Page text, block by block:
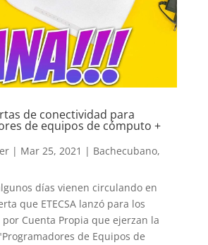
de conectividad para
de equipos de cómputo +
| Mar 25, 2021 | Bachecubano,
días vienen circulando en
que ETECSA lanzó para los
Cuenta Propia que ejerzan la
de Equipos de